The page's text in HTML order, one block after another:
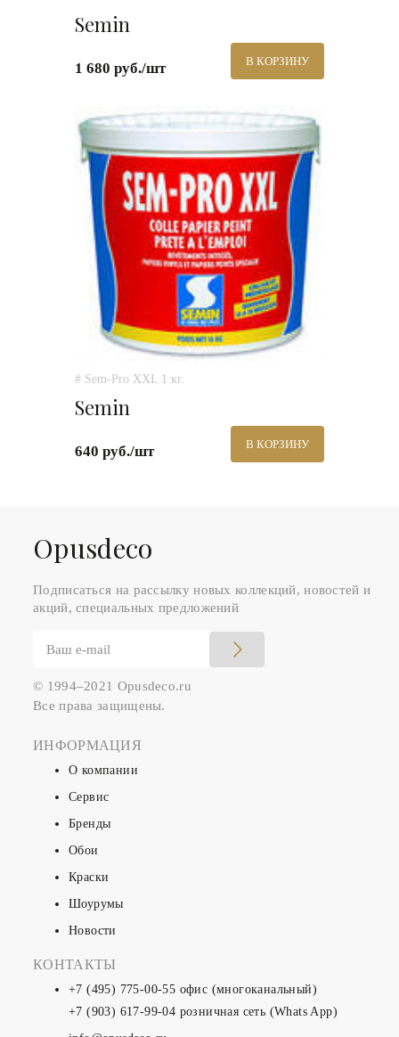
Semin
1 680 руб./шт В КОРЗИНУ
# Sem-Pro XXL 1 кг.
Semin
640 руб./шт В КОРЗИНУ
Оpusdeco
Подписаться на рассылку новых коллекций, новостей и
акций, специальных предложений
© 1994–2021 Opusdeco.ru
Все права защищены.
ИНФОРМАЦИЯ
О компании
Сервис
Бренды
Обои
Краски
Шоурумы
Новости
КОНТАКТЫ
+7 (495) 775-00-55 офис (многоканальный)
+7 (903) 617-99-04 розничная сеть (Whats App)